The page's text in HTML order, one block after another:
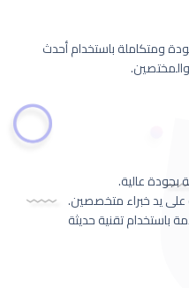
ومتكاملة باستخدام أحدث
والمختصين.
بجودة عالية.
على يد خبراء متخصصين.
باستخدام تقنية حديثة